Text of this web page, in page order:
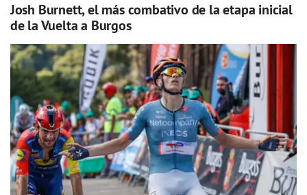
Josh Burnett, el más combativo de la etapa inicial
de la Vuelta a Burgos